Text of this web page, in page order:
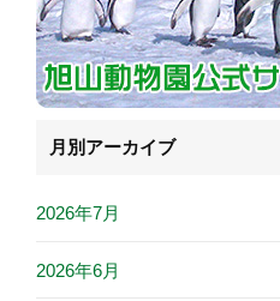
月別アーカイブ
2026年7月
2026年6月